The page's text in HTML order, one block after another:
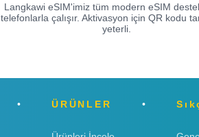
Langkawi eSIM'imiz tüm modern eSIM
telefonlarla çalışır. Aktivasyon için QR kodu
yeterli.
ÜRÜNLER